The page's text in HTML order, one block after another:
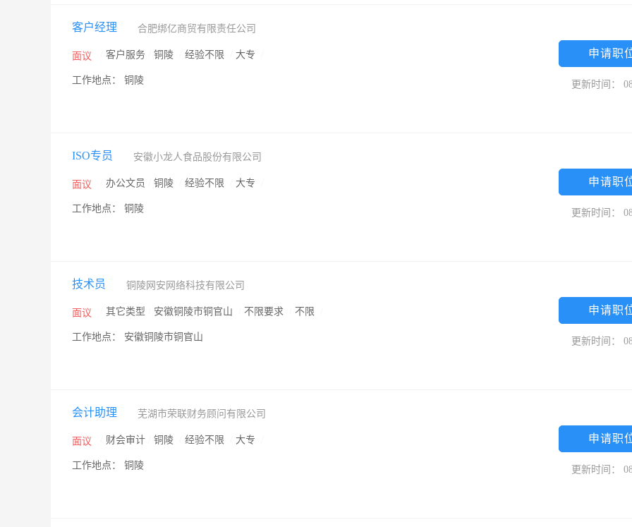
客户经理 合肥绑亿商贸有限责任公司
面议 客户服务 铜陵 经验不限 大专
工作地点： 铜陵
申请职
更新时间：
ISO专员 安徽小龙人食品股份有限公司
面议 办公文员 铜陵 经验不限 大专
工作地点： 铜陵
申请职
更新时间：
技术员 铜陵网安网络科技有限公司
面议 其它类型 安徽铜陵市铜官山 不限要求 不限
工作地点： 安徽铜陵市铜官山
申请职
更新时间：
会计助理 芜湖市荣联财务顾问有限公司
面议 财会审计 铜陵 经验不限 大专
工作地点： 铜陵
申请职
更新时间：